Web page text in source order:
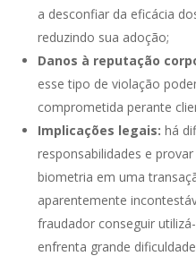
a desconfiar da eficácia
reduzindo sua adoção;
Danos à reputação
esse tipo de violação
comprometida perante
Implicações legais: há
responsabilidades e
biometria em uma
aparentemente
fraudador conseguir
enfrenta grande